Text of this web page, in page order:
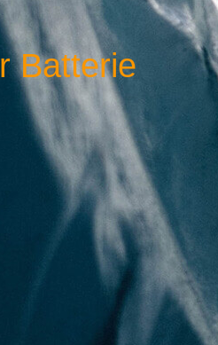
Batterie